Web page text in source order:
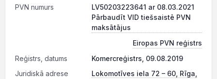
PVN numurs
LV50203223641 ar 08.03.2021
Pārbaudīt VID tiešsaistē PVN
maksātājus
Eiropas PVN reģistrs
Reģistrs, datums
Komercreģistrs, 09.08.2019
Juridiskā adrese
Lokomotīves iela 72 – 60, Rīga,